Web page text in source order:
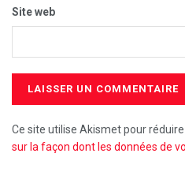
Site web
Ce site utilise Akismet pour
sur la façon dont les données de